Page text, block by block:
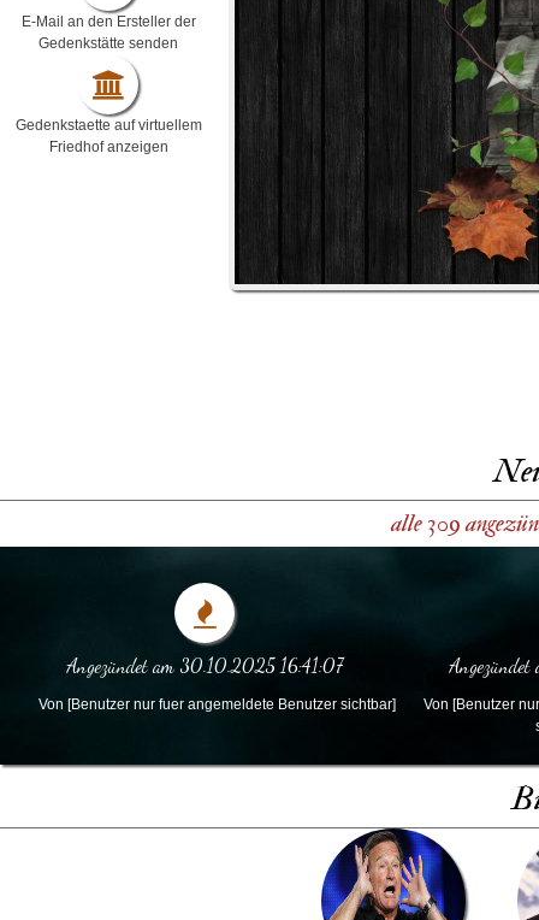
E-Mail an den Ersteller der
Gedenkstätte senden
Gedenkstaette auf virtuellem
Friedhof anzeigen
alle 309
Angezündet am 30.10.2025 16:41:07
Von [Benutzer nur fuer angemeldete Benutzer sichtbar]
Von [Benutzer